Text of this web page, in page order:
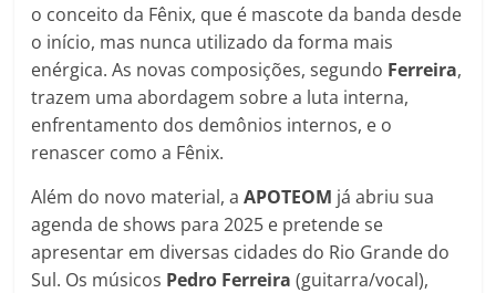
o conceito da Fênix, que é mascote da banda desde
o início, mas nunca utilizado da forma mais
enérgica. As novas composições, segundo Ferreira,
trazem uma abordagem sobre a luta interna,
enfrentamento dos demônios internos, e o
renascer como a Fênix.
Além do novo material, aAPOTEOM já abriu sua
agenda de shows para 2025 e pretende se
apresentar em diversas cidades do Rio Grande do
Sul. Os músicos Pedro Ferreira (guitarra/vocal),